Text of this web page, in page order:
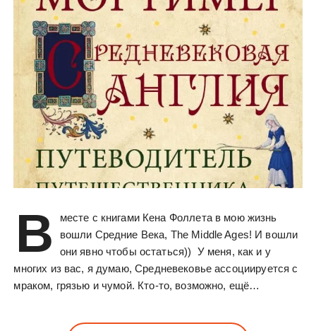
В
месте с книгами Кена Фоллета в мою жизнь
вошли Средние Века, The Middle Ages! И вошли
они явно чтобы остаться)) У меня, как и у
многих из вас, я думаю, Средневековье ассоциируется с
мраком, грязью и чумой. Кто-то, возможно, ещё…